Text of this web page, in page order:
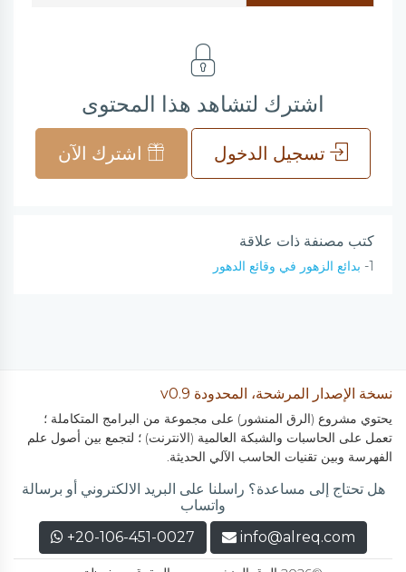
اشترك لتشاهد هذا المحتوى
تسجيل الدخول اشترك الآن
كتب مصنفة ذات علاقة
1- بدائع الزهور في وقائع الدهور
نسخة الإصدار المرشحة، المحدودة v0.9
يحتوي مشروع (الرق المنشور) على مجموعة من البرامج المتكاملة ؛
تعمل على الحاسبات والشبكة العالمية (الانترنت) ؛ لتجمع بين أصول علم
الفهرسة وبين تقنيات الحاسب الآلي الحديثة.
هل تحتاج إلى مساعدة؟ راسلنا على البريد الالكتروني أو برسالة
واتساب
info@alreq.com
+20-106-451-0027